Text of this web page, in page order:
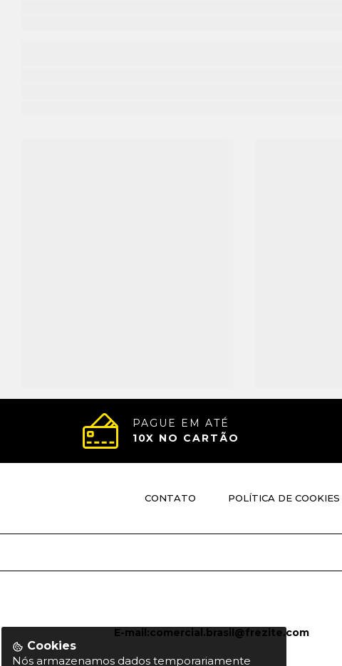
PAGUE EM ATÉ
10X NO CARTÃO
CONTATO POLÍTICA DE COOKIES
E-mail:comercial.brasil@frezite.com
Cookies
Nós armazenamos dados temporariamente